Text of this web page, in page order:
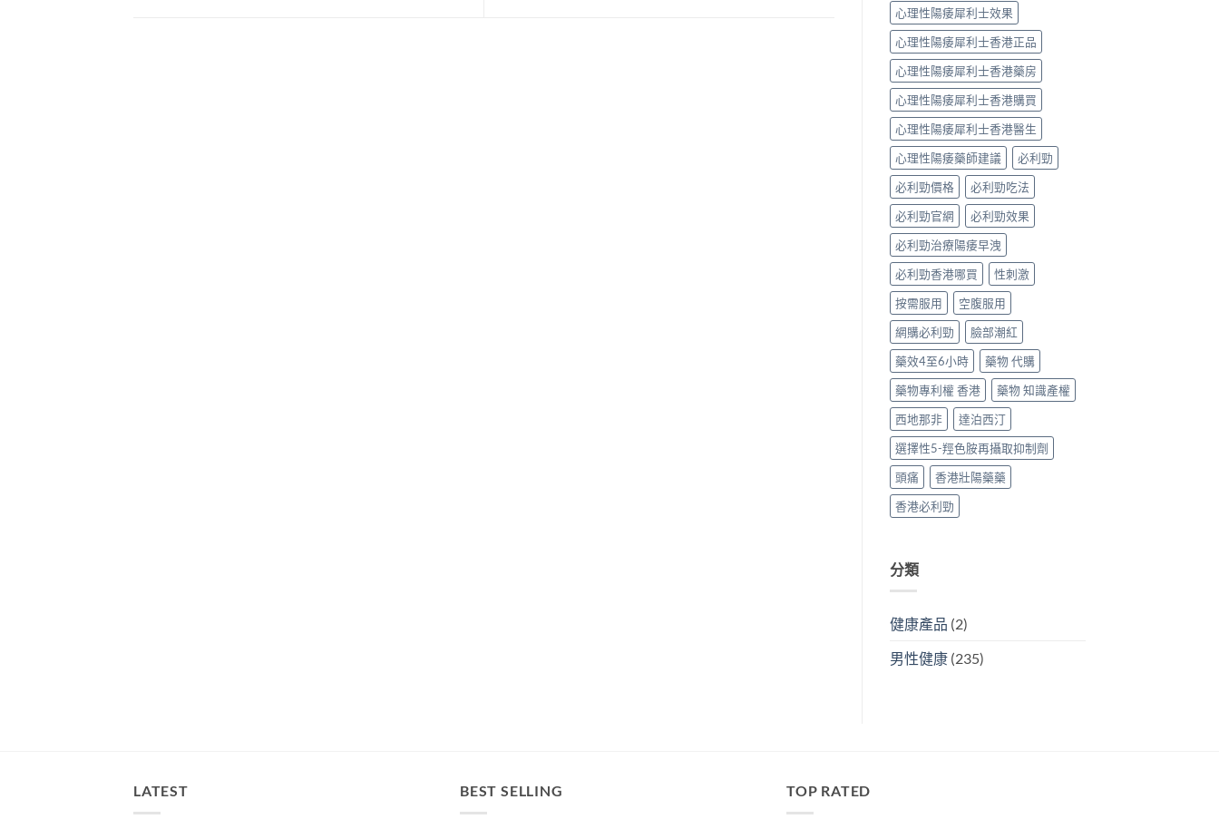
方
法〉
中
心理性陽痿犀利士效果
心理性陽痿犀利士香港正品
心理性陽痿犀利士香港藥房
心理性陽痿犀利士香港購買
心理性陽痿犀利士香港醫生
心理性陽痿藥師建議
必利勁
必利勁價格
必利勁吃法
必利勁官網
必利勁效果
必利勁治療陽痿早洩
必利勁香港哪買
性刺激
按需服用
空腹服用
網購必利勁
臉部潮紅
藥效4至6小時
藥物 代購
藥物專利權 香港
藥物 知識產權
西地那非
達泊西汀
選擇性5-羥色胺再攝取抑制劑
頭痛
香港壯陽藥藥
香港必利勁
分類
健康產品 (2)
男性健康(235)
LATEST BEST SELLING TOP RATED